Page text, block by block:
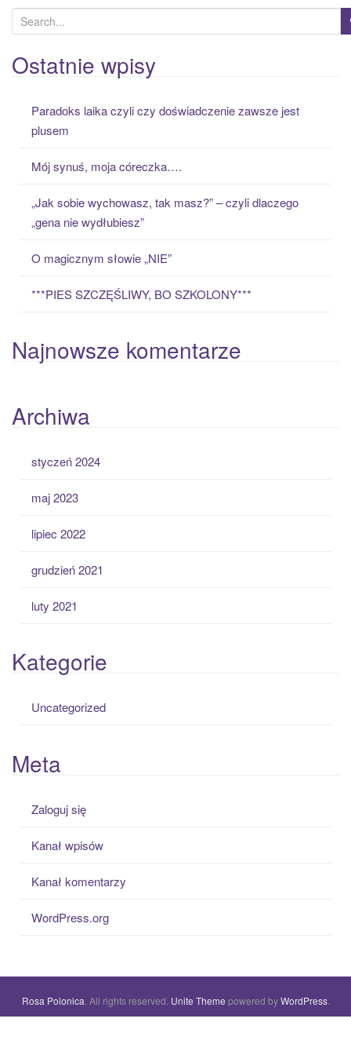
e
a
r
Ostatnie wpisy
Paradoks laika czyli czy doświadczenie zawsze jest
plusem
Mój synuś, moja córeczka….
„Jak sobie wychowasz, tak masz?” – czyli dlaczego
„gena nie wydłubiesz”
O magicznym słowie „NIE”
***PIES SZCZĘŚLIWY, BO SZKOLONY***
Najnowsze komentarze
Archiwa
styczeń 2024
maj 2023
lipiec 2022
grudzień 2021
luty 2021
Kategorie
Uncategorized
Meta
Zaloguj się
Kanał wpisów
Kanał komentarzy
WordPress.org
Rosa Polonica . All rights reserved. Unite Theme powered byWordPress.